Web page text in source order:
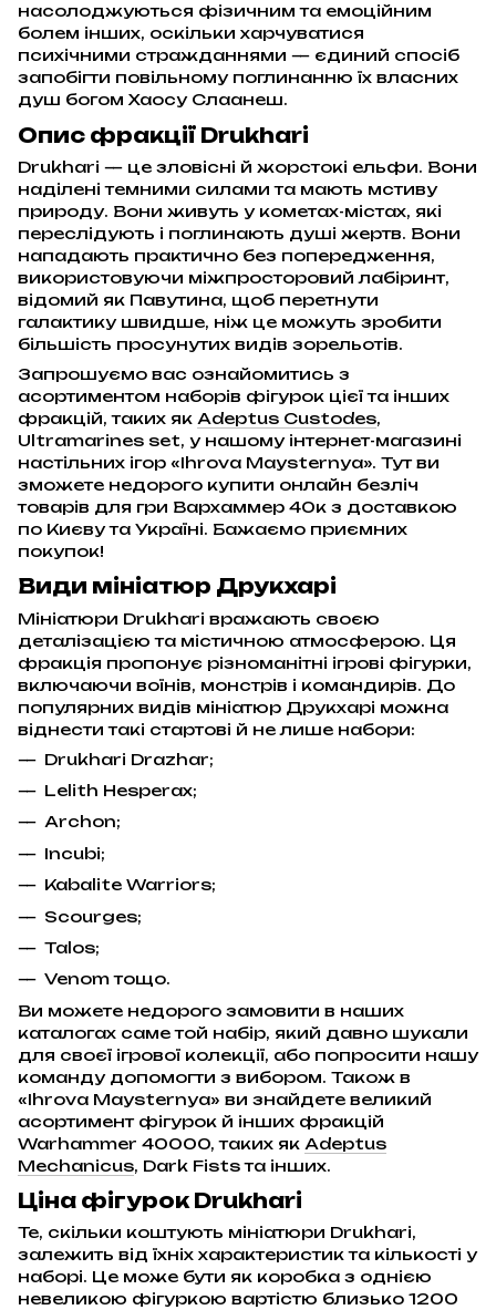
насолоджуються фізичним та емоційним
болем інших, оскільки харчуватися
психічними стражданнями — єдиний спосіб
запобігти повільному поглинанню їх власних
душ богом Хаосу Слаанеш.
Опис фракції Drukhari
Drukhari — це зловісні й жорстокі ельфи. Вони
наділені темними силами та мають мстиву
природу. Вони живуть у кометах-містах, які
переслідують і поглинають душі жертв. Вони
нападають практично без попередження,
використовуючи міжпросторовий лабіринт,
відомий як Павутина, щоб перетнути
галактику швидше, ніж це можуть зробити
більшість просунутих видів зорельотів.
Запрошуємо вас ознайомитись з
асортиментом наборів фігурок цієї та інших
фракцій, таких як Adeptus Custodes,
Ultramarines set, у нашому інтернет-магазині
настільних ігор «Ihrova Maysternya». Тут ви
зможете недорого купити онлайн безліч
товарів для гри Вархаммер 40к з доставкою
по Києву та Україні. Бажаємо приємних
покупок!
Види мініатюр Друкхарі
Мініатюри Drukhari вражають своєю
деталізацією та містичною атмосферою. Ця
фракція пропонує різноманітні ігрові фігурки,
включаючи воїнів, монстрів і командирів. До
популярних видів мініатюр Друкхарі можна
віднести такі стартові й не лише набори:
Drukhari Drazhar;
Lelith Hesperax;
Archon;
Incubi;
Kabalite Warriors;
Scourges;
Talos;
Venom тощо.
Ви можете недорого замовити в наших
каталогах саме той набір, який давно шукали
для своєї ігрової колекції, або попросити нашу
команду допомогти з вибором. Також в
«Ihrova Maysternya» ви знайдете великий
асортимент фігурок й інших фракцій
Warhammer 40000, таких як Adeptus
Mechanicus, Dark Fists та інших.
Ціна фігурок Drukhari
Те, скільки коштують мініатюри Drukhari,
залежить від їхніх характеристик та кількості у
наборі. Це може бути як коробка з однією
невеликою фігуркою вартістю близько 1200